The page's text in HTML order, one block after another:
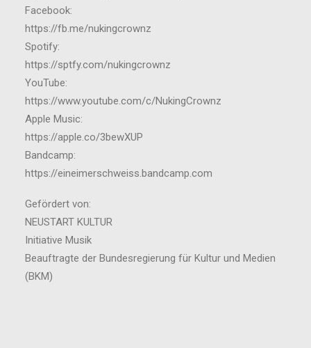
Facebook:
https://fb.me/nukingcrownz
Spotify:
https://sptfy.com/nukingcrownz
YouTube:
https://www.youtube.com/c/NukingCrownz
Apple Music:
https://apple.co/3bewXUP
Bandcamp:
https://eineimerschweiss.bandcamp.com
Gefördert von:
NEUSTART KULTUR
Initiative Musik
Beauftragte der Bundesregierung für Kultur und Medien
(BKM)